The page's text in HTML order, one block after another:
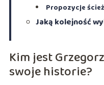
Propozycje
Jaką kolejność
Kim jest
swoje historie?